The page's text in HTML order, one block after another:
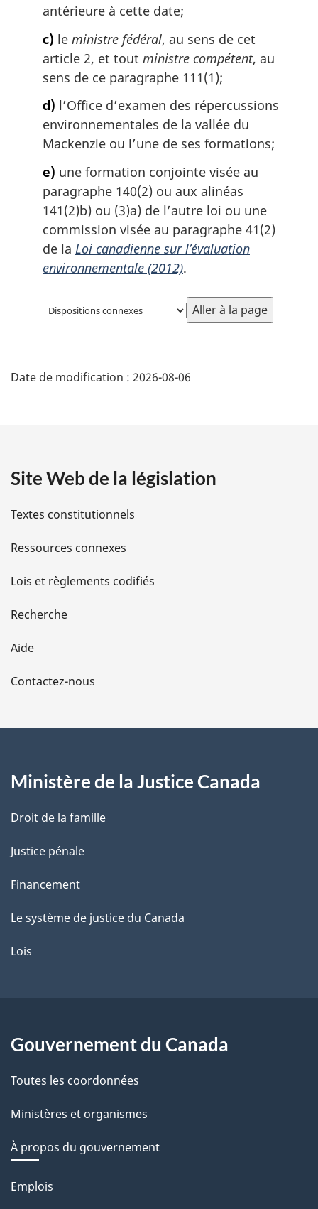
antérieure à cette date;
c) le ministre fédéral, au sens de cet
article 2, et tout ministre compétent, au
sens de ce paragraphe 111(1);
d) l’Office d’examen des répercussions
environnementales de la vallée du
Mackenzie ou l’une de ses formations;
e) une formation conjointe visée au
paragraphe 140(2) ou aux alinéas
141(2)b) ou (3)a) de l’autre loi ou une
commission visée au paragraphe 41(2)
de la Loi canadienne sur l’évaluation
environnementale (2012).
Choisissez
la
é
i
l
s
d
e
l
a
e
Date de modification : 2026-08-06
Site Web de la législation
Textes constitutionnels
Ressources connexes
Lois et règlements codifiés
Recherche
Aide
Contactez-nous
Ministère de la Justice Canada
Droit de la famille
Justice pénale
Financement
Le système de justice du Canada
Lois
Gouvernement du Canada
Toutes les coordonnées
Ministères et organismes
À propos du gouvernement
Thèmes
Emplois